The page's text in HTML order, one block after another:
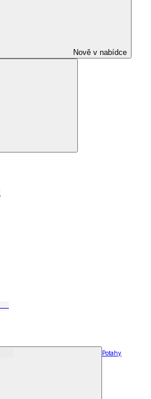
Nově v nabídce
Potahy